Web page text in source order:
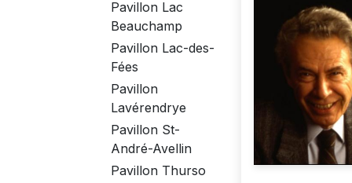
Pavillon Lac
Beauchamp
Pavillon Lac-des-
Fées
Pavillon
Lavérendrye
Pavillon St-
André-Avellin
Pavillon Thurso